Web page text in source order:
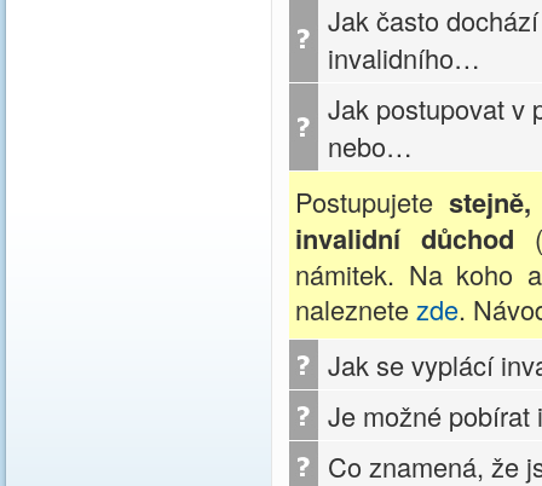
Jak často
invalidního…
Jak postupovat v
nebo…
Postupujete
invalidní důchod
námitek. Na koho
naleznetezde.
Jak se vyplácí
Je možné pobírat
Co znamená, že